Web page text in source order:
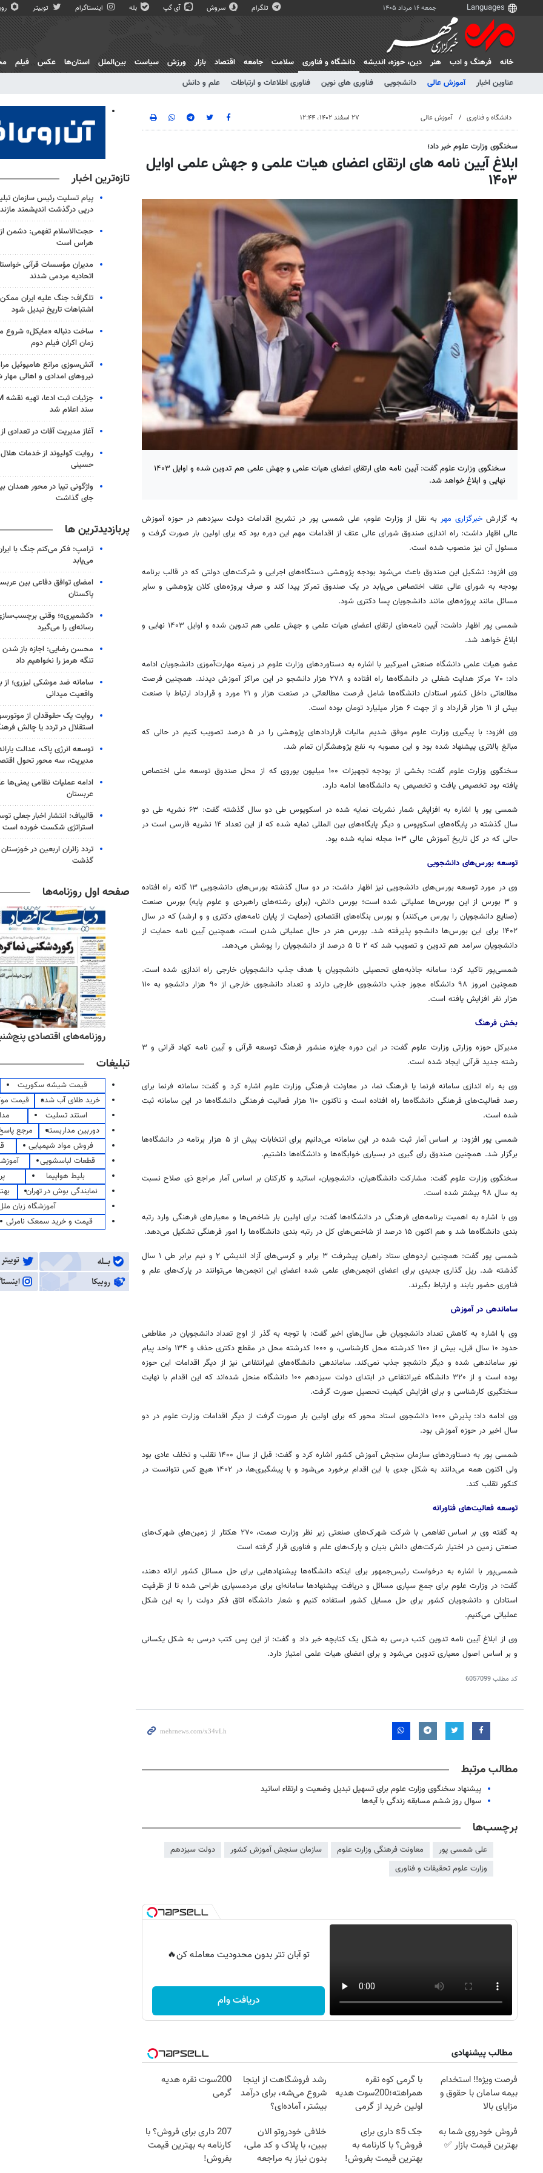
جمعه ۱۶ مرداد ۱۴۰۵ تلگرام سروش آی گپ بله اینستاگرام توییتر
خانه فرهنگ و ادب هنر دين، حوزه، انديشه
دانشگاه و فناوری
عناوین اخبار
آموزش عالی دانشجویی فناوری های نوین فناوری اطلاعات و ارتباطات علم و دانش
سلامت جامعه اقتصاد بازار ورزش سیاست بین‌الملل استان‌ها عکس فیلم
دانشگاه و فناوری آموزش عالی ۲۷ اسفند ۱۴۰۲، ۱۲:۴۴
سخنگوی وزارت علوم خبر داد؛
ابلاغ آیین نامه های ارتقای اعضای هیات علمی و جهش علمی اوایل
۱۴۰۳
سخنگوی وزارت علوم گفت: آیین نامه های ارتقای اعضای هیات علمی و جهش علمی هم تدوین شده و اوایل ۱۴۰۳
نهایی و ابلاغ خواهد شد.
به گزارشخبرگزاری مهر به نقل از وزارت علوم، علی شمسی پور در تشریح اقدامات دولت سیزدهم در حوزه آموزش
عالی اظهار داشت: راه اندازی صندوق شورای عالی عتف از اقدامات مهم این دوره بود که برای اولین بار صورت گرفت و
مسئول آن نیز منصوب شده است.
وی افزود: تشکیل این صندوق باعث می‌شود بودجه پژوهشی دستگاه‌های اجرایی و شرکت‌های دولتی که در قالب برنامه
بودجه به شورای عالی عتف اختصاص می‌یابد در یک صندوق تمرکز پیدا کند و صرف پروژه‌های کلان پژوهشی و سایر
مسائل مانند پروژه‌های مانند دانشجویان پسا دکتری شود.
شمسی پور اظهار داشت: آیین نامه‌های ارتقای اعضای هیات علمی و جهش علمی هم تدوین شده و اوایل ۱۴۰۳ نهایی و
ابلاغ خواهد شد.
عضو هیات علمی دانشگاه صنعتی امیرکبیر با اشاره به دستاوردهای وزارت علوم در زمینه مهارت‌آموزی دانشجویان ادامه
داد: ۷۰ مرکز هدایت شغلی در دانشگاه‌ها راه افتاده و ۲۷۸ هزار دانشجو در این مراکز آموزش دیدند. همچنین فرصت
مطالعاتی داخل کشور استادان دانشگاه‌ها شامل فرصت مطالعاتی در صنعت هزار و ۲۱ مورد و قرارداد ارتباط با صنعت
بیش از ۱۱ هزار قرارداد و از جهت ۶ هزار میلیارد تومان بوده است.
وی افزود: با پیگیری وزارت علوم موفق شدیم مالیات قراردادهای پژوهشی را در ۵ درصد تصویب کنیم در حالی که
مبالغ بالاتری پیشنهاد شده بود و این مصوبه به نفع پژوهشگران تمام شد.
سخنگوی وزارت علوم گفت: بخشی از بودجه تجهیزات ۱۰۰ میلیون یوروی که از محل صندوق توسعه ملی اختصاص
یافته بود تخصیص یافت و تخصیص به دانشگاه‌ها ادامه دارد.
شمسی پور با اشاره به افزایش شمار نشریات نمایه شده در اسکوپوس طی دو سال گذشته گفت: ۶۳ نشریه طی دو
سال گذشته در پایگاه‌های اسکوپوس و دیگر پایگاه‌های بین المللی نمایه شده که از این تعداد ۱۴ نشریه فارسی است در
حالی که در کل تاریخ آموزش عالی ۱۰۳ مجله نمایه شده بود.
توسعه بورس‌های دانشجویی
وی در مورد توسعه بورس‌های دانشجویی نیز اظهار داشت: در دو سال گذشته بورس‌های دانشجویی ۱۳ گانه راه افتاده
و ۳ بورس از این بورس‌ها عملیاتی شده است؛ بورس دانش، (برای رشته‌های راهبردی و علوم پایه) بورس صنعت
(صنایع دانشجویان را بورس می‌کنند) و بورس بنگاه‌های اقتصادی (حمایت از پایان نامه‌های دکتری و و ارشد) که در سال
۱۴۰۲ برای این بورس‌ها دانشجو پذیرفته شد. بورس هنر در حال عملیاتی شدن است، همچنین آیین نامه حمایت از
دانشجویان سرامد هم تدوین و تصویب شد که ۲ تا ۵ درصد از دانشجویان را پوشش می‌دهد.
شمسی‌پور تاکید کرد: سامانه جاذبه‌های تحصیلی دانشجویان با هدف جذب دانشجویان خارجی راه اندازی شده است.
همچنین امروز ۹۸ دانشگاه مجوز جذب دانشجوی خارجی دارند و تعداد دانشجوی خارجی از ۹۰ هزار دانشجو به ۱۱۰
هزار نفر افزایش یافته است.
بخش فرهنگ
مدیرکل حوزه وزارتی وزارت علوم گفت: در این دوره جایزه منشور فرهنگ توسعه قرآنی و آیین نامه کهاد قرانی و ۳
رشته جدید قرآنی ایجاد شده است.
وی به راه اندازی سامانه فرنما یا فرهنگ نما، در معاونت فرهنگی وزارت علوم اشاره کرد و گفت: سامانه فرنما برای
رصد فعالیت‌های فرهنگی دانشگاه‌ها راه افتاده است و تاکنون ۱۱۰ هزار فعالیت فرهنگی دانشگاه‌ها در این سامانه ثبت
شده است.
شمسی پور افزود: بر اساس آمار ثبت شده در این سامانه می‌دانیم برای انتخابات بیش از ۵ هزار برنامه در دانشگاه‌ها
برگزار شد. همچنین صندوق رای گیری در بسیاری خوابگاه‌ها و دانشگاه‌ها داشتیم.
سخنگوی وزارت علوم گفت: مشارکت دانشگاهیان، دانشجویان، اساتید و کارکنان بر اساس آمار مراجع ذی صلاح نسبت
به سال ۹۸ بیشتر شده است.
وی با اشاره به اهمیت برنامه‌های فرهنگی در دانشگاه‌ها گفت: برای اولین بار شاخص‌ها و معیارهای فرهنگی وارد رتبه
بندی دانشگاه‌ها شد و هم اکنون ۱۵ درصد از شاخص‌های کل در رتبه بندی دانشگاه‌ها را امور فرهنگی تشکیل می‌دهد.
شمسی پور گفت: همچنین اردوهای ستاد راهیان پیشرفت ۳ برابر و کرسی‌های آزاد اندیشی ۲ و نیم برابر طی ۱ سال
گذشته شد. ریل گذاری جدیدی برای اعضای انجمن‌های علمی شده اعضای این انجمن‌ها می‌توانند در پارک‌های علم و
فناوری حضور یابند و ارتباط بگیرند.
ساماندهی در آموزش
وی با اشاره به کاهش تعداد دانشجویان طی سال‌های اخیر گفت: با توجه به گذر از اوج تعداد دانشجویان در مقاطعی
حدود ۱۰ سال قبل، بیش از ۱۱۰۰ کدرشته محل کارشناسی، و ۱۰۰۰ کدرشته محل در مقطع دکتری حذف و ۱۳۴ واحد پیام
نور ساماندهی شده و دیگر دانشجو جذب نمی‌کند. ساماندهی دانشگاه‌های غیرانتفاعی نیز از دیگر اقدامات این حوزه
بوده است و از ۳۲۰ دانشگاه غیرانتفاعی در ابتدای دولت سیزدهم ۱۰۰ دانشگاه منحل شده‌اند که این اقدام با نهایت
سختگیری کارشناسی و برای افزایش کیفیت تحصیل صورت گرفت.
وی ادامه داد: پذیرش ۱۰۰۰ دانشجوی استاد محور که برای اولین بار صورت گرفت از دیگر اقدامات وزارت علوم در دو
سال اخیر در حوزه آموزش بود.
شمسی پور به دستاوردهای سازمان سنجش آموزش کشور اشاره کرد و گفت: قبل از سال ۱۴۰۰ تقلب و تخلف عادی بود
ولی اکنون همه می‌دانند به شکل جدی با این اقدام برخورد می‌شود و با پیشگیری‌ها، در ۱۴۰۲ هیچ کس نتوانست در
کنکور تقلب کند.
توسعه فعالیت‌های فناورانه
به گفته وی بر اساس تفاهمی با شرکت شهرک‌های صنعتی زیر نظر وزارت صمت، ۲۷۰ هکتار از زمین‌های شهرک‌های
صنعتی زمین در اختیار شرکت‌های دانش بنیان و پارک‌های علم و فناوری قرار گرفته است‌
شمسی‌پور با اشاره به درخواست رئیس‌جمهور برای اینکه دانشگاه‌ها پیشنهادهایی برای حل مسائل کشور ارائه دهند،
گفت: در وزارت علوم برای جمع سپاری مسائل و دریافت پیشنهادها سامانه‌ای برای مردمسپاری طراحی شده تا از ظرفیت
استادان و دانشجویان کشور برای حل مسایل کشور استفاده کنیم و شعار دانشگاه اتاق فکر دولت را به این شکل
عملیاتی می‌کنیم.
وی از ابلاغ آیین نامه تدوین کتب درسی به شکل یک کتابچه خبر داد و گفت: از این پس کتب درسی به شکل یکسانی
و بر اساس اصول معیاری تدوین می‌شود و برای اعضای هیات علمی امتیاز دارد.
کد مطلب6057099
مطالب مرتبط
پیشنهاد سخنگوی وزارت علوم برای تسهیل تبدیل وضعیت و ارتقاء اساتید
سوال روز ششم مسابقه زندگی با آیه‌ها
برچسب‌ها
علی شمسی پور معاونت فرهنگی وزارت علوم سازمان سنجش آموزش کشور
دولت سیزدهم
وزارت علوم تحقیقات و فناوری
تو آبان تتر بدون محدودیت معامله کن🔥
دریافت وام
مطالب پیشنهادی
فرصت ویژه‼️ استخدام
بیمه سامان با حقوق و
مزایای بالا
با گرمی کوه نقره
همراهته؛200سوت هدیه
اولین خرید از گرمی
رشد فروشگاهت از اینجا
شروع می‌شه، برای درآمد
بیشتر، آماده‌ای؟
200سوت نقره هدیه
گرمی
فروش خودروی شما به
بهترین قیمت بازار ✅
جک s5 داری برای
فروش؟ با کارنامه به
بهترین قیمت بفروش!
خلافی خودروتو الان
ببین، با پلاک و کد ملی،
بدون نیاز به مراجعه
207 داری برای فروش؟ با
کارنامه به بهترین قیمت
بفروش!
تازه‌ترین اخبار
پیام تسلیت رئیس سازمان
درپی درگذشت اندیشمند
حجت‌الاسلام تفهمی: دشمن از
هراس است
مدیران مؤسسات قرآنی
اتحادیه‌ مردمی شدند
تلگراف: جنگ علیه ایران
اشتباهات تاریخ تبدیل شود
ساخت دنباله «مایکل» شروع
زمان اکران فیلم دوم
آتش‌سوزی مراتع هامپوئیل
نیروهای امدادی و اهالی
سند اعلام شد
آغاز مدیریت آفات در تعدادی
روایت کولیوند از خدمات
حسینی
جای گذاشت
پربازدیدترین ها
ترامپ: فکر می‌کنم جنگ با
می‌یابد
امضای توافق دفاعی بین
پاکستان
«کشمیری»؛ وقتی
رسانه‌ای را می‌گیرد
محسن رضایی: اجازه باز
تنگه هرمز را نخواهیم داد
سامانه ضد موشکی لیزری؛ از
واقعیت میدانی
روایت یک حقوقدان از
استقلال در تردد یا چالش
توسعه انرژی پاک، عدالت
مدیریت، سه محور تحول
ادامه عملیات نظامی یمنی‌ها
عربستان
قالیباف: انتشار اخبار جعلی
استراتژی شکست خورده است
گذشت
صفحه اول روزنامه‌ها
روزنامه‌های اقتصادی پنج‌شنبه ۱۵ مرداد
تبلیغات
قیمت شیشه سکوریت
خرید طلای آب شده
قیمت
استند تسلیت
دوربین مداربسته
مرجع
فروش مواد شیمیایی
قطعات لباسشویی
بلیط هواپیما
نمایندگی بوش در تهران
آموزشگاه زبان
قیمت و خرید سمعک نامرئی